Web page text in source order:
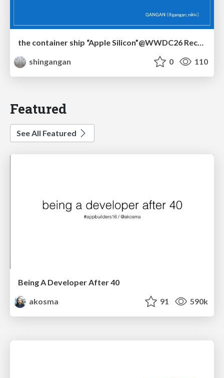
the container ship “Apple Silicon”@WWDC26 Recap -Japan-\(region).swift
shingangan
0 110
Featured
See All Featured
Being A Developer After 40
akosma
91 590k